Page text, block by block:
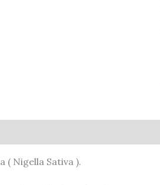
( Nigella Sativa ).